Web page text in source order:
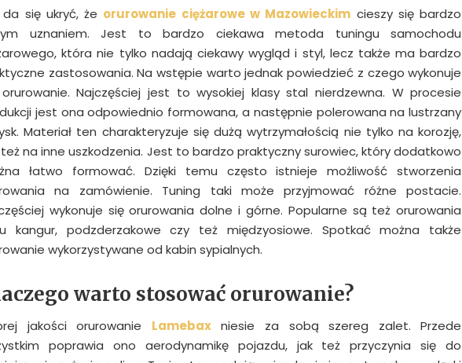
da się ukryć, że orurowanie ciężarowe w Mazowieckim cieszy się bardzo
uznaniem. Jest to bardzo ciekawa metoda tuningu samochodu
która nie tylko nadają ciekawy wygląd i styl, lecz także ma bardzo
zastosowania. Na wstępie warto jednak powiedzieć z czego wykonuje
Najczęściej jest to wysokiej klasy stal nierdzewna. W procesie
jest ona odpowiednio formowana, a następnie polerowana na lustrzany
Materiał ten charakteryzuje się dużą wytrzymałością nie tylko na korozję,
na inne uszkodzenia. Jest to bardzo praktyczny surowiec, który dodatkowo
łatwo formować. Dzięki temu często istnieje możliwość stworzenia
na zamówienie. Tuning taki może przyjmować różne postacie.
wykonuje się orurowania dolne i górne. Popularne są też orurowania
kangur, podzderzakowe czy też międzyosiowe. Spotkać można także
wykorzystywane od kabin sypialnych.
warto stosować orurowanie?
jakości orurowanie Lamebaxniesie za sobą szereg zalet. Przede
poprawia ono aerodynamikę pojazdu, jak też przyczynia się do